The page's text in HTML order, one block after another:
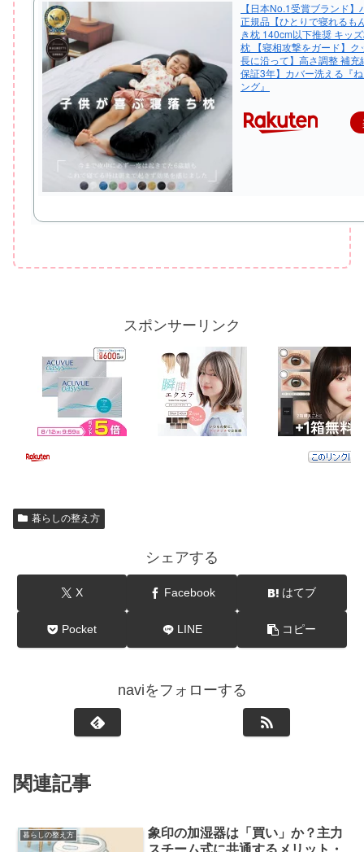
【日本No.1受賞ブランド
正規品【ひとりで寝れるも
き枕 140cm以下推奨 キッ
枕 【寝相攻撃をガード】ク
長に沿って】高さ調整 補
保証3年】カバー洗える『
ング』
スポンサーリンク
暮らしの整え方
シェアする
X Facebook はてブ
Pocket LINE コピー
naviをフォローする
関連記事
暮らしの整え方
象印の加湿器は「買い」か？主力
スチーム式に共通するメリット・